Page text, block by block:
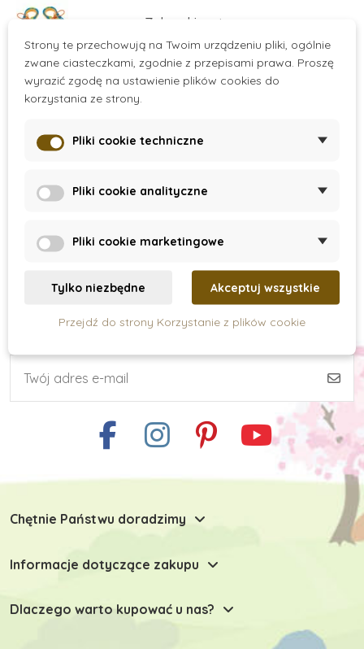
Zabawki motoryczne
Zabawki edukacyjne
Gry i łamigłówki
Zabawki typu Montessori
Zabawki do 6 miesiąca
Více kategorií
There are no products.
Subskrypcja newslettera
Chętnie Państwu doradzimy
Informacje dotyczące zakupu
Dlaczego warto kupować u nas?
Strony te przechowują na Twoim urządzeniu pliki, ogólnie
zwane ciasteczkami, zgodnie z przepisami prawa. Proszę
wyrazić zgodę na ustawienie plików cookies do
korzystania ze strony.
Pliki cookie techniczne
Pliki cookie analityczne
Pliki cookie marketingowe
Tylko niezbędne Akceptuj wszystkie
Przejdź do strony Korzystanie z plików cookie